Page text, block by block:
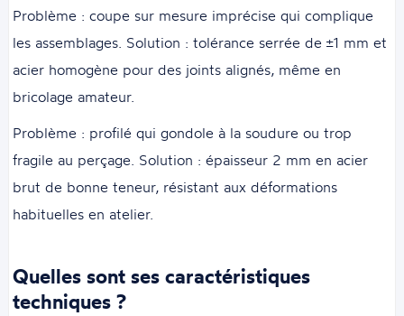
Problème : coupe sur mesure imprécise qui complique
les assemblages. Solution : tolérance serrée de ±1 mm et
acier homogène pour des joints alignés, même en
bricolage amateur.
Problème : profilé qui gondole à la soudure ou trop
fragile au perçage. Solution : épaisseur 2 mm en acier
brut de bonne teneur, résistant aux déformations
habituelles en atelier.
Quelles sont ses caractéristiques
techniques ?